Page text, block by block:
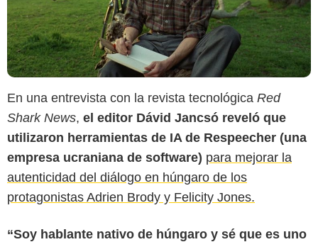
En una entrevista con la revista tecnológica Red
Shark News, el editor Dávid Jancsó reveló que
utilizaron herramientas de IA de Respeecher (una
empresa ucraniana de software) para mejorar la
autenticidad del diálogo en húngaro de los
protagonistas Adrien Brody y Felicity Jones.
“Soy hablante nativo de húngaro y sé que es uno
Variety